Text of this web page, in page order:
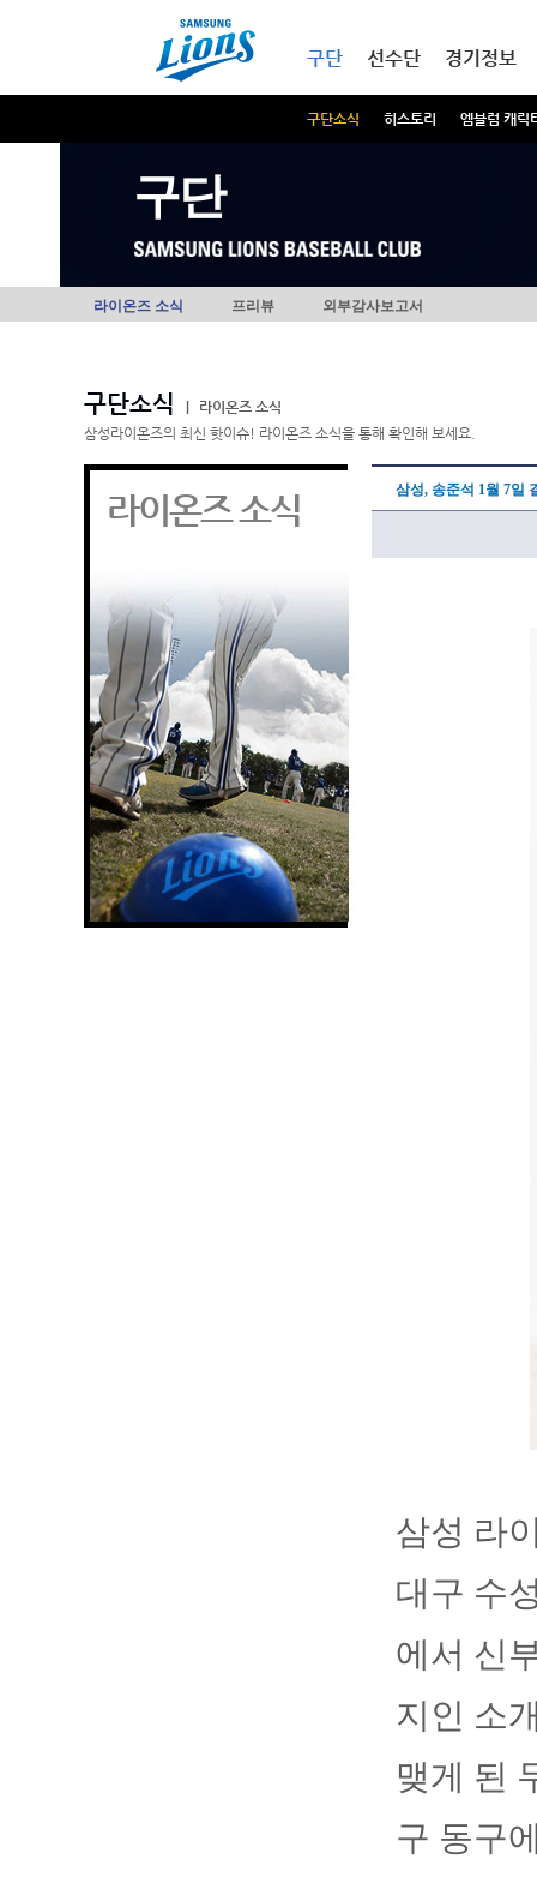
구단
구단소식 히스토리 엠블럼 캐릭
선수단 경기정보
구단
라이온즈 소식 프리뷰 외부감사보고서
구단소식
라이온즈 소식
삼성라이온즈의 최신 핫이슈! 라이온즈 소식을 통해 확인해 보세요.
라이온즈 소식 삼성, 송준석 1월 7일
삼성 라
대구 수
에서 신
지인 소
맺게 된
구 동구